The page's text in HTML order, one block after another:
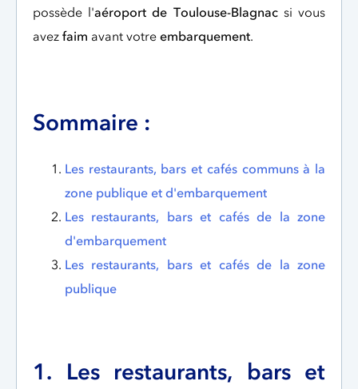
possède l'aéroport de Toulouse-Blagnacsi vous
avez faim avant votre embarquement.
Sommaire :
Les restaurants, bars et cafés communs à la
zone publique et d'embarquement
Les restaurants, bars et cafés de la zone
d'embarquement
Les restaurants, bars et cafés de la zone
publique
1. Les restaurants, bars et